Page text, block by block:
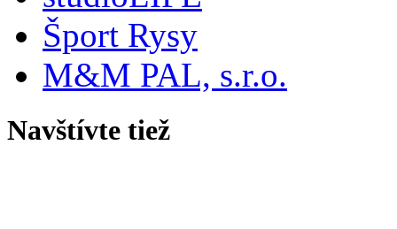
Šport Rysy
M&M PAL, s.r.o.
Navštívte tiež